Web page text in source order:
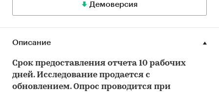
Демоверсия
Описание
Срок предоставления отчета 10 рабочих
дней. Исследование продается с
обновлением. Опрос проводится при